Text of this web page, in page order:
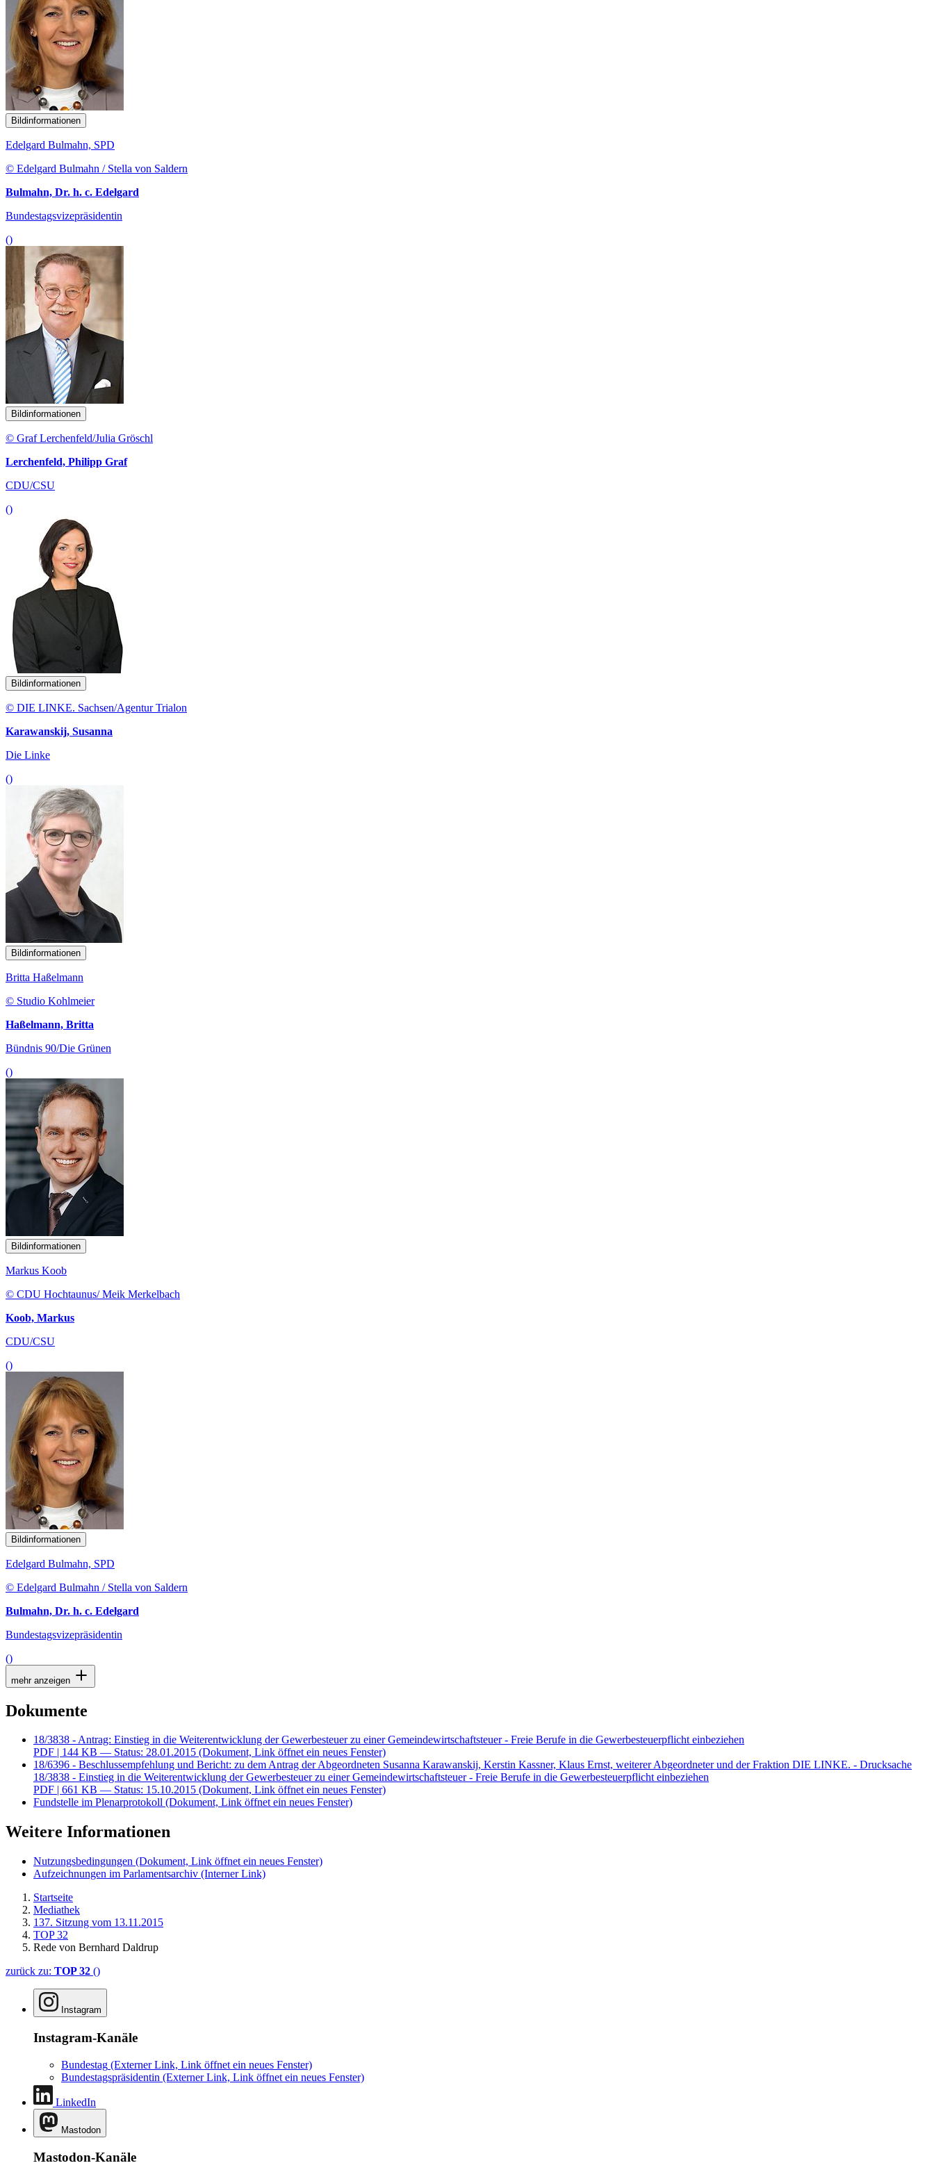
Bildinformationen
Edelgard Bulmahn, SPD
© Edelgard Bulmahn / Stella von Saldern
Bulmahn, Dr. h. c. Edelgard
Bundestagsvizepräsidentin
()
Bildinformationen
© Graf Lerchenfeld/Julia Gröschl
Lerchenfeld, Philipp Graf
CDU/CSU
()
Bildinformationen
© DIE LINKE. Sachsen/Agentur Trialon
Karawanskij, Susanna
Die Linke
()
Bildinformationen
Britta Haßelmann
© Studio Kohlmeier
Haßelmann, Britta
Bündnis 90/Die Grünen
()
Bildinformationen
Markus Koob
© CDU Hochtaunus/ Meik Merkelbach
Koob, Markus
CDU/CSU
()
Bildinformationen
Edelgard Bulmahn, SPD
© Edelgard Bulmahn / Stella von Saldern
Bulmahn, Dr. h. c. Edelgard
Bundestagsvizepräsidentin
()
mehr anzeigen
Dokumente
18/3838 - Antrag: Einstieg in die Weiterentwicklung der Gewerbesteuer zu einer Gemeindewirtschaftsteuer - Freie Berufe in die Gewerbesteuerpflicht einbeziehen
PDF | 144 KB — Status: 28.01.2015 (Dokument, Link öffnet ein neues Fenster)
18/6396 - Beschlussempfehlung und Bericht: zu dem Antrag der Abgeordneten Susanna Karawanskij, Kerstin Kassner, Klaus Ernst, weiterer Abgeordneter und der Fraktion DIE LINKE. - Drucksache
18/3838 - Einstieg in die Weiterentwicklung der Gewerbesteuer zu einer Gemeindewirtschaftsteuer - Freie Berufe in die Gewerbesteuerpflicht einbeziehen
PDF | 661 KB — Status: 15.10.2015 (Dokument, Link öffnet ein neues Fenster)
Fundstelle im Plenarprotokoll (Dokument, Link öffnet ein neues Fenster)
Weitere Informationen
Nutzungsbedingungen (Dokument, Link öffnet ein neues Fenster)
Aufzeichnungen im Parlamentsarchiv (Interner Link)
Startseite
Mediathek
137. Sitzung vom 13.11.2015
TOP 32
Rede von Bernhard Daldrup
zurück zu: TOP 32 ()
Instagram
Instagram-Kanäle
Bundestag (Externer Link, Link öffnet ein neues Fenster)
Bundestagspräsidentin (Externer Link, Link öffnet ein neues Fenster)
LinkedIn
Mastodon
Mastodon-Kanäle